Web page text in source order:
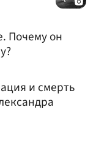
Почему он
и смерть